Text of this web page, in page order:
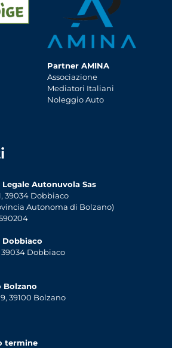
Partner AMINA
Associazione
Mediatori Italiani
Noleggio Auto
Legale Autonuvola Sas
39034 Dobbiaco
Autonoma di Bolzano)
Dobbiaco
Bolzano
39100 Bolzano
termine